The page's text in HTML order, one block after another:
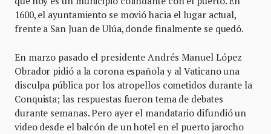
1600, el ayuntamiento se movió hacia el lugar actual,
frente a San Juan de Ulúa, donde finalmente se quedó.
En marzo pasado el presidente Andrés Manuel López
Obrador pidió a la corona española y al Vaticano una
disculpa pública por los atropellos cometidos durante la
Conquista; las respuestas fueron tema de debates
durante semanas. Pero ayer el mandatario difundió un
video desde el balcón de un hotel en el puerto jarocho